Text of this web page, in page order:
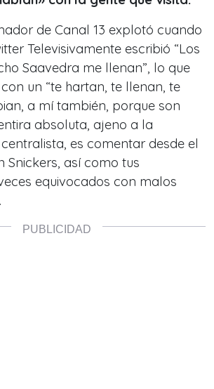
de Canal 13 explotó cuando
Televisivamente escribió “Los
Saavedra me llenan”, lo que
un “te hartan, te llenan, te
a mí también, porque son
absoluta, ajeno a la
es comentar desde el
Snickers, así como tus
equivocados con malos